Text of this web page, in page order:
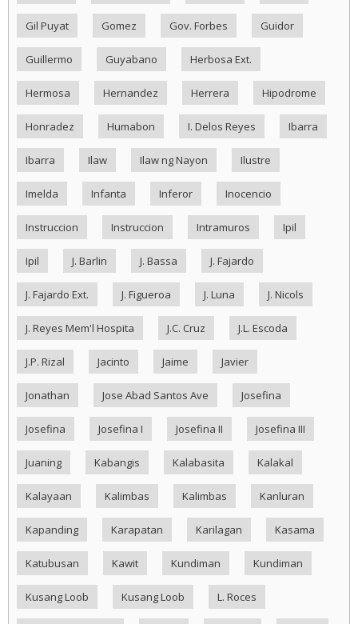
Gil Puyat Gomez Gov. Forbes Guidor
Guillermo Guyabano Herbosa Ext.
Hermosa Hernandez Herrera Hipodrome
Honradez Humabon I. Delos Reyes Ibarra
Ibarra Ilaw Ilaw ng Nayon Ilustre
Imelda Infanta Inferor Inocencio
Instruccion Instruccion Intramuros Ipil
Ipil J. Barlin J. Bassa J. Fajardo
J. Fajardo Ext. J. Figueroa J. Luna J. Nicols
J. Reyes Mem'l Hospita J.C. Cruz J.L. Escoda
J.P. Rizal Jacinto Jaime Javier
Jonathan Jose Abad Santos Ave Josefina
Josefina Josefina I Josefina II Josefina III
Juaning Kabangis Kalabasita Kalakal
Kalayaan Kalimbas Kalimbas Kanluran
Kapanding Karapatan Karilagan Kasama
Katubusan Kawit Kundiman Kundiman
Kusang Loob Kusang Loob L. Roces